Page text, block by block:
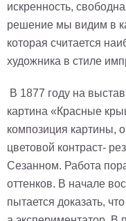
искренность,
решение мы видим в
которая считается
художника в стиле
В 1877 году на
картина «Красные
композиция картины,
цветовой контраст-
Сезанном. Работа
оттенков. В начале
пытается доказать,